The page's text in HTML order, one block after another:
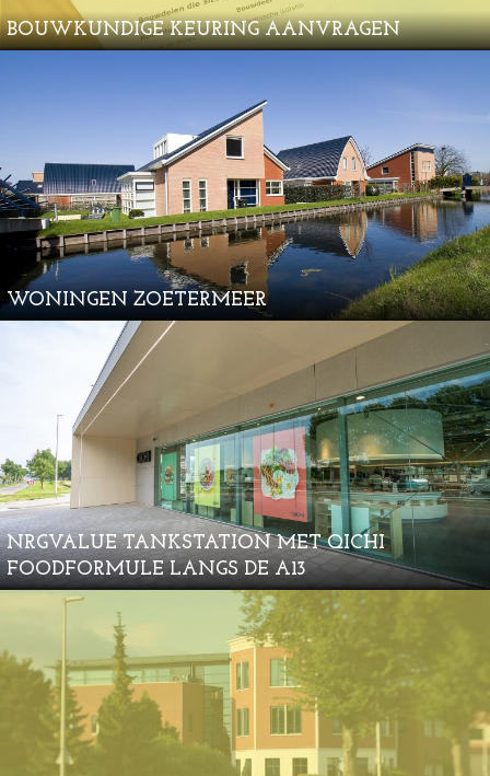
BOUWKUNDIGE KEURING AANVRAGEN
WONINGEN ZOETERMEER
NRGVALUE TANKSTATION MET QICHI
FOODFORMULE LANGS DE A13